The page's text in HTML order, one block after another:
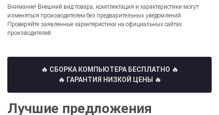
Внимание! Внешний вид товара, комплектация и характеристики могут
изменяться производителем без предварительных уведомлений.
Проверяйте заявленные характеристики на официальных сайтах
производителей.
🔥 СБОРКА КОМПЬЮТЕРА БЕСПЛАТНО 🔥
🔥 ГАРАНТИЯ НИЗКОЙ ЦЕНЫ 🔥
Лучшие предложения